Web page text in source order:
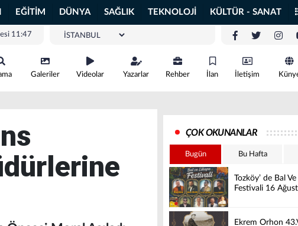
EĞİTİM DÜNYA SAĞLIK TEKNOLOJİ KÜLTÜR - SANAT
11:47
Galeriler Videolar Yazarlar Rehber İlan İletişim
ÇOK OKUNANLAR
Bugün Bu Hafta
Tozköy’ de Bal
Festivali 16
Ekrem Orhon